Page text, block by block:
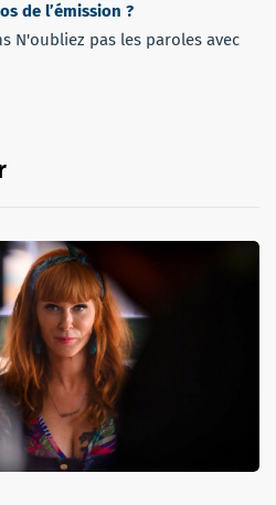
de l’émission ?
N'oubliez pas les paroles avec